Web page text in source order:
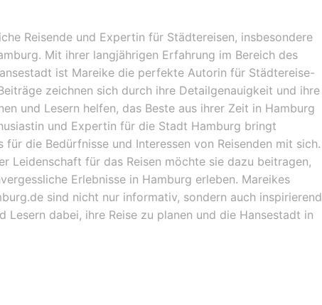
Reisende und Expertin für Städtereisen, insbesondere
Mit ihrer langjährigen Erfahrung im Bereich des
ist Mareike die perfekte Autorin für Städtereise-
zeichnen sich durch ihre Detailgenauigkeit und ihre
und Lesern helfen, das Beste aus ihrer Zeit in Hamburg
und Expertin für die Stadt Hamburg bringt
für die Bedürfnisse und Interessen von Reisenden mit sich.
Leidenschaft für das Reisen möchte sie dazu beitragen,
Erlebnisse in Hamburg erleben. Mareikes
sind nicht nur informativ, sondern auch inspirierend
Lesern dabei, ihre Reise zu planen und die Hansestadt in